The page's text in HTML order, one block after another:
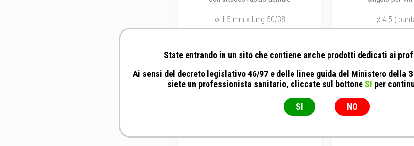
ø 1.5 mm x lung 50/38 ø 4.5 (
State entrando in un sito che contiene anche prodotti dedicati ai
Ai sensi del decreto legislativo 46/97 e delle linee guida del Ministero della
siete un professionista sanitario, cliccate sul bottone SI per
SI NO